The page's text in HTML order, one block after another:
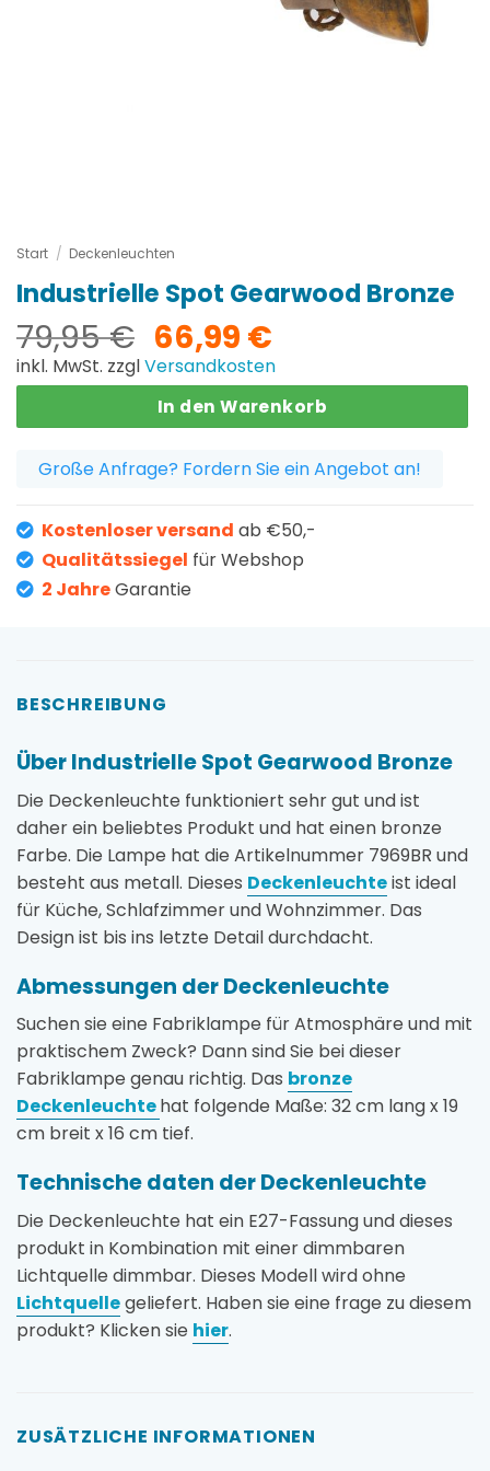
Start / Deckenleuchten
Industrielle Spot Gearwood Bronze
79,95€ Ursprünglicher
Preis
war:
79,95 €
66,99 €Aktueller
Preis
ist:
66,99 €.
inkl. MwSt. zzglVersandkosten
In den Warenkorb
Große Anfrage? Fordern Sie ein Angebot an!
Kostenloser versand ab €50,-
Qualitätssiegel für Webshop
2 JahreGarantie
BESCHREIBUNG
Über Industrielle Spot Gearwood Bronze
Die Deckenleuchte funktioniert sehr gut und ist
daher ein beliebtes Produkt und hat einen bronze
Farbe. Die Lampe hat die Artikelnummer 7969BR und
besteht aus metall. Dieses Deckenleuchteist ideal
für Küche, Schlafzimmer und Wohnzimmer. Das
Design ist bis ins letzte Detail durchdacht.
Abmessungen der Deckenleuchte
Suchen sie eine Fabriklampe für Atmosphäre und mit
praktischem Zweck? Dann sind Sie bei dieser
Fabriklampe genau richtig. Das bronze
Deckenleuchtehat folgende Maße: 32 cm lang x 19
cm breit x 16 cm tief.
Technische daten der Deckenleuchte
Die Deckenleuchte hat ein E27-Fassung und dieses
produkt in Kombination mit einer dimmbaren
Lichtquelle dimmbar. Dieses Modell wird ohne
Lichtquellegeliefert. Haben sie eine frage zu diesem
produkt? Klicken sie hier.
ZUSÄTZLICHE INFORMATIONEN